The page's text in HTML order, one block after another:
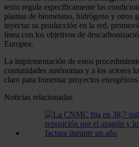
texto regula específicamente las
plantas de biometano, hidrógeno y otros
inyectar su producción en la red,
línea con los objetivos de
Europea.
La implementación de estos
comunidades autónomas y a los actores
claro para fomentar proyectos
Noticias relacionadas